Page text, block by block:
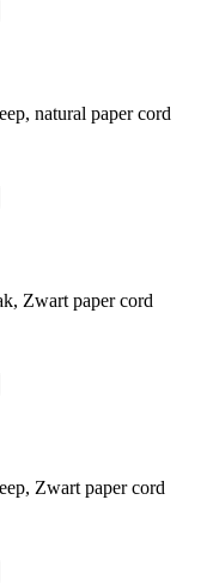
natural paper cord
Zwart paper cord
Zwart paper cord